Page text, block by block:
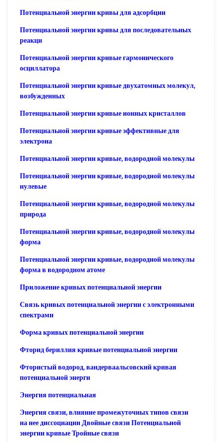
Потенциальной энергии кривы для адсорбции
Потенциальной энергии кривы для последовательных
реакци
Потенциальной энергии кривые гармонического
осциллатора
Потенциальной энергии кривые двухатомных молекул,
возбужденных
Потенциальной энергии кривые ионных кристаллов
Потенциальной энергии кривые эффективные для
электрона
Потенциальной энергии кривые, водородной молекулы
Потенциальной энергии кривые, водородной молекулы
нулевые
Потенциальной энергии кривые, водородной молекулы
природа
Потенциальной энергии кривые, водородной молекулы
форма
Потенциальной энергии кривые, водородной молекулы
форма в водородном атоме
Приложение кривых потенциальной энергии
Связь кривых потенциальной энергии с электронными
спектрами
Форма кривых потенциальной энергии
Фторид бериллия кривые потенциальной энергии
Фтористый водород, вандерваальсовский кривая
потенциальной энерги
Энергия потенциальная
Энергия связи, влияние промежуточных типов связи
на нее диссоциации Двойные связи Потенциальной
энергии кривые Тройные связи